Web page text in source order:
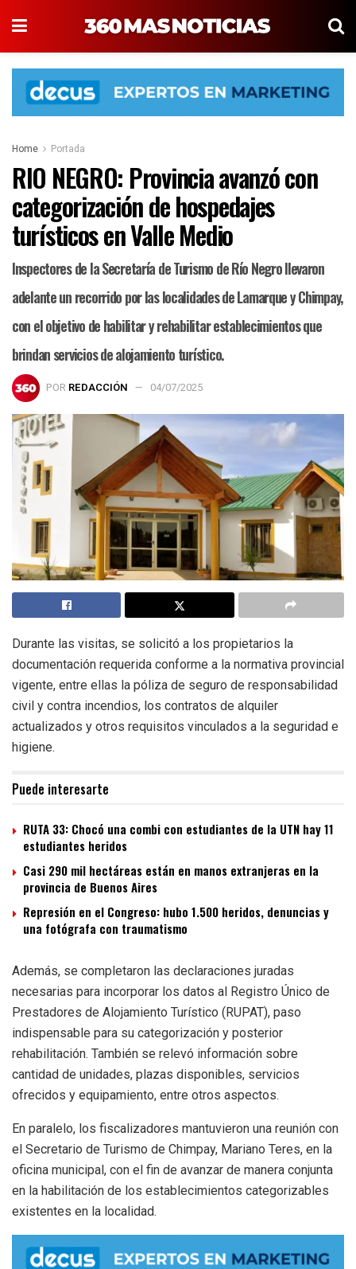
Home Portada
RIO NEGRO: Provincia avanzó con
categorización de hospedajes
turísticos en Valle Medio
Inspectores de la Secretaría de Turismo de Río Negro llevaron
adelante un recorrido por las localidades de Lamarque y Chimpay,
con el objetivo de habilitar y rehabilitar establecimientos que
brindan servicios de alojamiento turístico.
POR REDACCIÓN 04/07/2025
Durante las visitas, se solicitó a los propietarios la
documentación requerida conforme a la normativa provincial
vigente, entre ellas la póliza de seguro de responsabilidad
civil y contra incendios, los contratos de alquiler
actualizados y otros requisitos vinculados a la seguridad e
higiene.
Puede interesarte
RUTA 33: Chocó una combi con estudiantes de la UTN hay 11
estudiantes heridos
Casi 290 mil hectáreas están en manos extranjeras en la
provincia de Buenos Aires
Represión en el Congreso: hubo 1.500 heridos, denuncias y
una fotógrafa con traumatismo
Además, se completaron las declaraciones juradas
necesarias para incorporar los datos al Registro Único de
Prestadores de Alojamiento Turístico (RUPAT), paso
indispensable para su categorización y posterior
rehabilitación. También se relevó información sobre
cantidad de unidades, plazas disponibles, servicios
ofrecidos y equipamiento, entre otros aspectos.
En paralelo, los fiscalizadores mantuvieron una reunión con
el Secretario de Turismo de Chimpay, Mariano Teres, en la
oficina municipal, con el fin de avanzar de manera conjunta
en la habilitación de los establecimientos categorizables
existentes en la localidad.